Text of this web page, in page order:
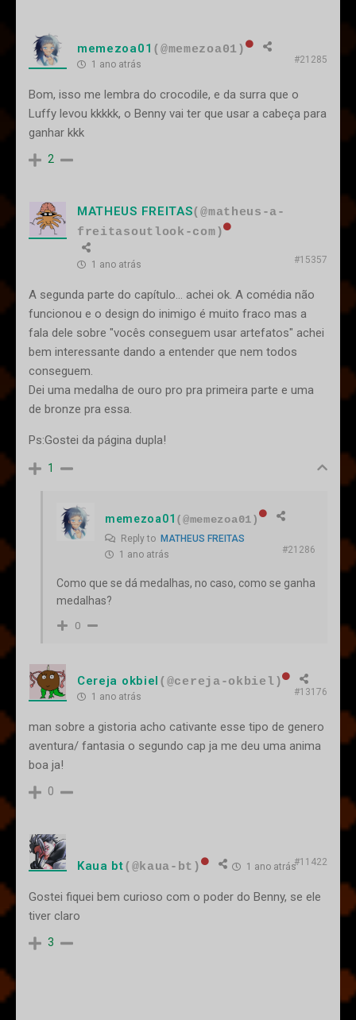
memezoa01 (@memezoa01)
1 ano atrás #21285
Bom, isso me lembra do crocodile, e da surra que o
Luffy levou kkkkk, o Benny vai ter que usar a cabeça para
ganhar kkk
2
MATHEUS FREITAS(@matheus-a-
freitasoutlook-com)
1 ano atrás #15357
A segunda parte do capítulo... achei ok. A comédia não
funcionou e o design do inimigo é muito fraco mas a
fala dele sobre "vocês conseguem usar artefatos" achei
bem interessante dando a entender que nem todos
conseguem.
Dei uma medalha de ouro pro pra primeira parte e uma
de bronze pra essa.
Ps:Gostei da página dupla!
1
memezoa01 (@memezoa01)
Reply to MATHEUS FREITAS
1 ano atrás
#21286
Como que se dá medalhas, no caso, como se ganha
medalhas?
0
Cereja okbiel (@cereja-okbiel)
1 ano atrás #13176
man sobre a gistoria acho cativante esse tipo de genero
aventura/ fantasia o segundo cap ja me deu uma anima
boa ja!
0
Kaua bt(@kaua-bt) 1 ano atrás#11422
Gostei fiquei bem curioso com o poder do Benny, se ele
tiver claro
3